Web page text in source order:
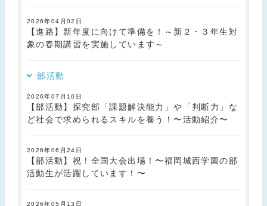
2026年04月02日
【進路】新年度に向けて準備を！～新２・３年生対
象の春期講習を実施しています～
部活動
2026年07月10日
【部活動】探究部「課題解決能力」や「判断力」な
ど社会で求められるスキルを養う！〜活動紹介〜
2026年06月24日
【部活動】祝！全国大会出場！〜福岡城西学園の部
活動生が活躍しています！〜
2026年05月13日